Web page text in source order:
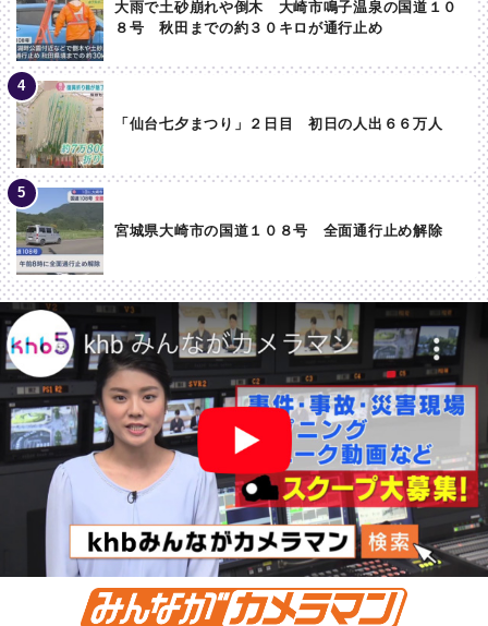
大雨で土砂崩れや倒木 大崎市鳴子温泉の国道１０
８号 秋田までの約３０キロが通行止め
「仙台七夕まつり」２日目 初日の人出６６万人
宮城県大崎市の国道１０８号 全面通行止め解除